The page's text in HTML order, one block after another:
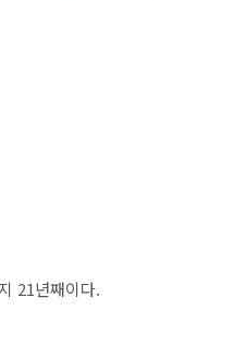
21년째이다.